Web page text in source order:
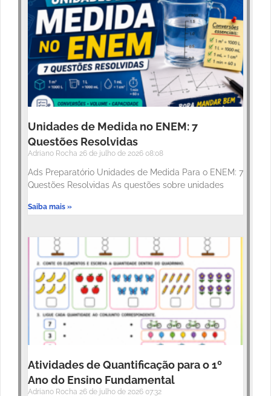
Unidades de Medida no ENEM: 7
Questões Resolvidas
Adriano Rocha 26 de julho de 2026 08:08
Ads Preparatório Unidades de Medida Para o ENEM: 7
Questões Resolvidas As questões sobre unidades
Saiba mais »
Atividades de Quantificação para o 1º
Ano do Ensino Fundamental
Adriano Rocha 26 de julho de 2026 07:32